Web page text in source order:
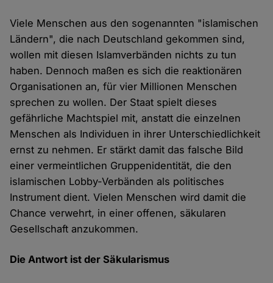
Viele Menschen aus den sogenannten "islamischen
Ländern", die nach Deutschland gekommen sind,
wollen mit diesen Islamverbänden nichts zu tun
haben. Dennoch maßen es sich die reaktionären
Organisationen an, für vier Millionen Menschen
sprechen zu wollen. Der Staat spielt dieses
gefährliche Machtspiel mit, anstatt die einzelnen
Menschen als Individuen in ihrer Unterschiedlichkeit
ernst zu nehmen. Er stärkt damit das falsche Bild
einer vermeintlichen Gruppenidentität, die den
islamischen Lobby-Verbänden als politisches
Instrument dient. Vielen Menschen wird damit die
Chance verwehrt, in einer offenen, säkularen
Gesellschaft anzukommen.
Die Antwort ist der Säkularismus